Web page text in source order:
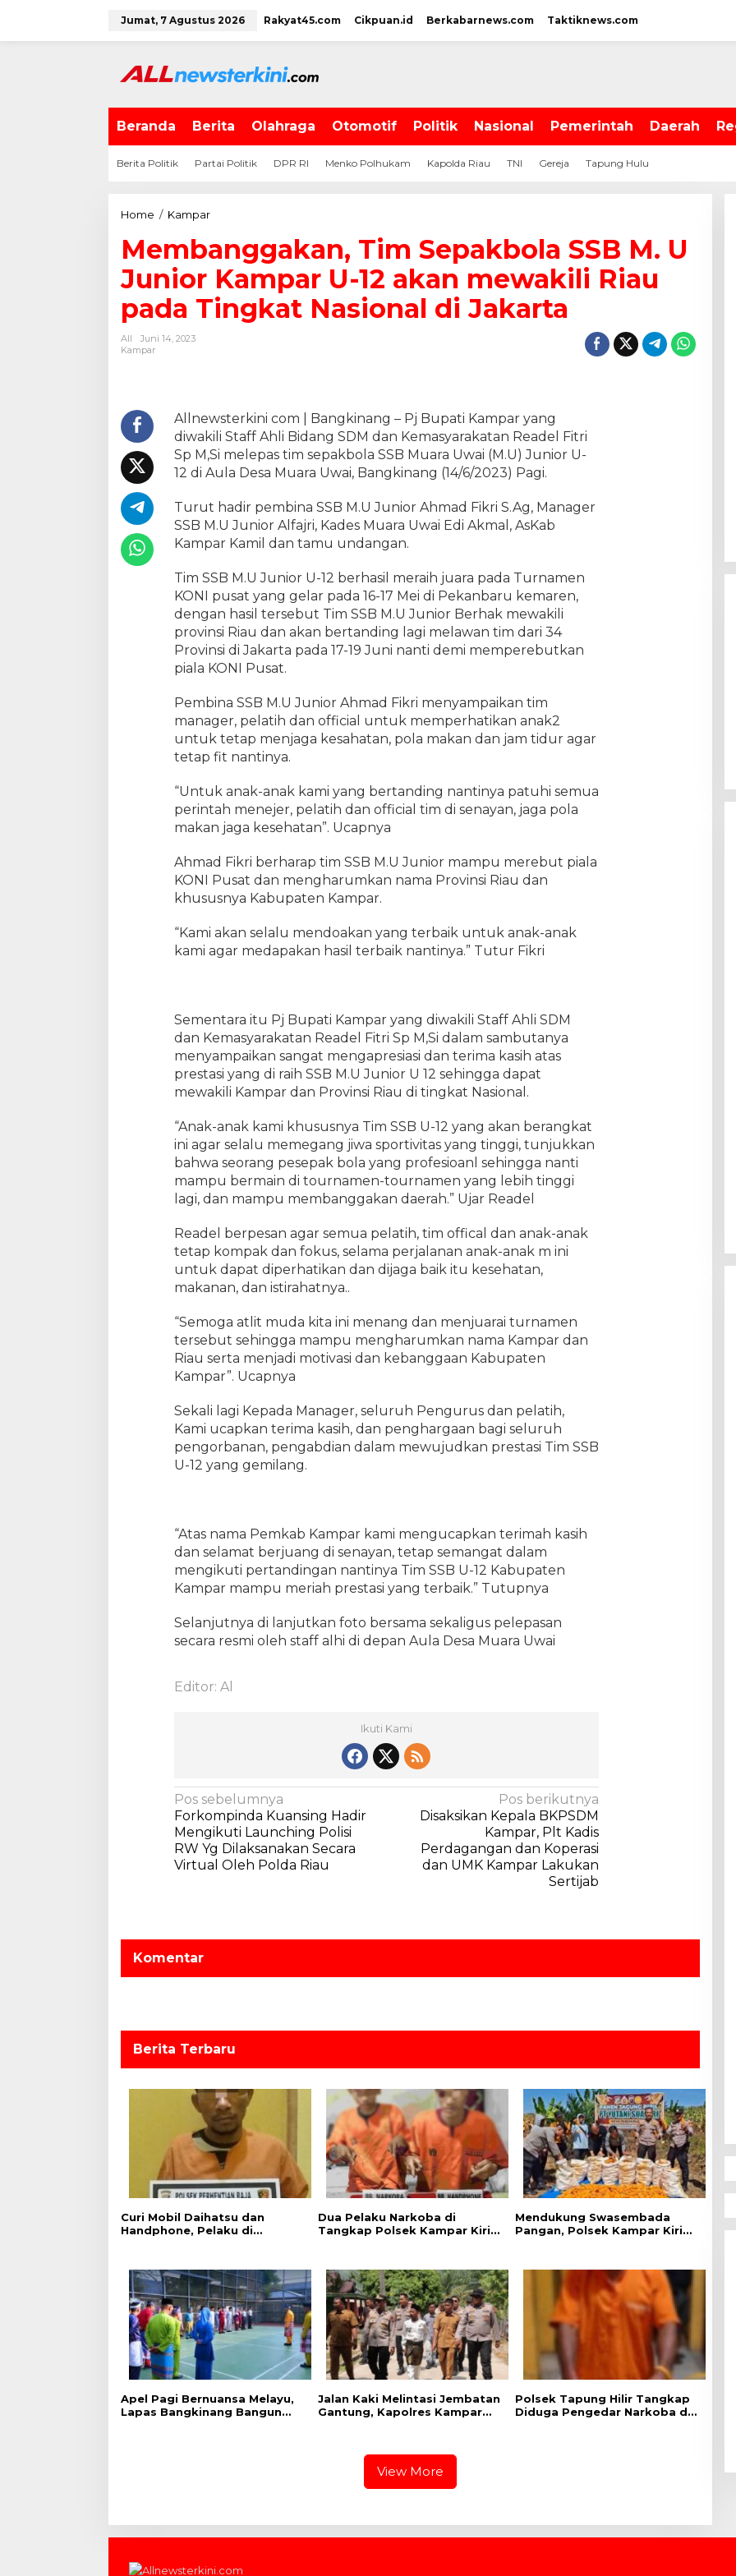
w
Jumat, 7 Agustus 2026 Rakyat45.com Cikpuan.id Berkabarnews.com Taktiknews.com
Beranda Berita Olahraga Otomotif Politik Nasional Pemerintah Daerah
Berita Politik Partai Politik DPR RI Menko Polhukam Kapolda Riau TNI Gereja Tapung Hulu
Home / Kampar
m
n
T
i
m
S
p
a
k
o
a
B
M
U
J
u
n
o
r
K
m
a
r
1
a
n
m
e
w
i
l
i
R
i
u
p
a
d
n
g
k
t
N
a
s
a
d
i
J
k
a
a
Membanggakan, Tim Sepakbola SSB M. U
Junior Kampar U-12 akan mewakili Riau
pada Tingkat Nasional di Jakarta
All
Juni 14, 2023
Kampar
Allnewsterkini com | Bangkinang – Pj Bupati Kampar yang
diwakili Staff Ahli Bidang SDM dan Kemasyarakatan Readel Fitri
Sp M,Si melepas tim sepakbola SSB Muara Uwai (M.U) Junior U-
12 di Aula Desa Muara Uwai, Bangkinang (14/6/2023) Pagi.
Turut hadir pembina SSB M.U Junior Ahmad Fikri S.Ag, Manager
SSB M.U Junior Alfajri, Kades Muara Uwai Edi Akmal, AsKab
Kampar Kamil dan tamu undangan.
Tim SSB M.U Junior U-12 berhasil meraih juara pada Turnamen
KONI pusat yang gelar pada 16-17 Mei di Pekanbaru kemaren,
dengan hasil tersebut Tim SSB M.U Junior Berhak mewakili
provinsi Riau dan akan bertanding lagi melawan tim dari 34
Provinsi di Jakarta pada 17-19 Juni nanti demi memperebutkan
piala KONI Pusat.
Pembina SSB M.U Junior Ahmad Fikri menyampaikan tim
manager, pelatih dan official untuk memperhatikan anak2
untuk tetap menjaga kesahatan, pola makan dan jam tidur agar
tetap fit nantinya.
“Untuk anak-anak kami yang bertanding nantinya patuhi semua
perintah menejer, pelatih dan official tim di senayan, jaga pola
makan jaga kesehatan”. Ucapnya
Ahmad Fikri berharap tim SSB M.U Junior mampu merebut piala
KONI Pusat dan mengharumkan nama Provinsi Riau dan
khususnya Kabupaten Kampar.
“Kami akan selalu mendoakan yang terbaik untuk anak-anak
kami agar medapakan hasil terbaik nantinya.” Tutur Fikri
Sementara itu Pj Bupati Kampar yang diwakili Staff Ahli SDM
dan Kemasyarakatan Readel Fitri Sp M,Si dalam sambutanya
menyampaikan sangat mengapresiasi dan terima kasih atas
prestasi yang di raih SSB M.U Junior U 12 sehingga dapat
mewakili Kampar dan Provinsi Riau di tingkat Nasional.
“Anak-anak kami khususnya Tim SSB U-12 yang akan berangkat
ini agar selalu memegang jiwa sportivitas yang tinggi, tunjukkan
bahwa seorang pesepak bola yang profesioanl sehingga nanti
mampu bermain di tournamen-tournamen yang lebih tinggi
lagi, dan mampu membanggakan daerah.” Ujar Readel
Readel berpesan agar semua pelatih, tim offical dan anak-anak
tetap kompak dan fokus, selama perjalanan anak-anak m ini
untuk dapat diperhatikan dan dijaga baik itu kesehatan,
makanan, dan istirahatnya..
“Semoga atlit muda kita ini menang dan menjuarai turnamen
tersebut sehingga mampu mengharumkan nama Kampar dan
Riau serta menjadi motivasi dan kebanggaan Kabupaten
Kampar”. Ucapnya
Sekali lagi Kepada Manager, seluruh Pengurus dan pelatih,
Kami ucapkan terima kasih, dan penghargaan bagi seluruh
pengorbanan, pengabdian dalam mewujudkan prestasi Tim SSB
U-12 yang gemilang.
“Atas nama Pemkab Kampar kami mengucapkan terimah kasih
dan selamat berjuang di senayan, tetap semangat dalam
mengikuti pertandingan nantinya Tim SSB U-12 Kabupaten
Kampar mampu meriah prestasi yang terbaik.” Tutupnya
Selanjutnya di lanjutkan foto bersama sekaligus pelepasan
secara resmi oleh staff alhi di depan Aula Desa Muara Uwai
Editor: Al
Ikuti Kami
N
a
v
i
s
i
s
Pos sebelumnya
Forkompinda Kuansing Hadir
Mengikuti Launching Polisi
RW Yg Dilaksanakan Secara
Virtual Oleh Polda Riau
Pos berikutnya
Disaksikan Kepala BKPSDM
Kampar, Plt Kadis
Perdagangan dan Koperasi
dan UMK Kampar Lakukan
Sertijab
Komentar
Berita Terbaru
Curi Mobil Daihatsu dan
Handphone, Pelaku di
Dua Pelaku Narkoba di
Tangkap Polsek Kampar Kiri,
Mendukung Swasembada
Pangan, Polsek Kampar Kiri
Apel Pagi Bernuansa Melayu,
Lapas Bangkinang Bangun
Jalan Kaki Melintasi Jembatan
Gantung, Kapolres Kampar
Polsek Tapung Hilir Tangkap
Diduga Pengedar Narkoba di
View More